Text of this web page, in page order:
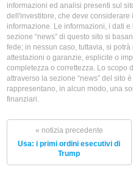
informazioni ed analisi presenti sul
dell'investitore, che deve
informazione. Le informazioni, i dati
sezione “news” di questo sito si
fede; in nessun caso, tuttavia, si
attestazioni o garanzie, esplicite o
completezza o correttezza. Lo scopo
attraverso la sezione “news” del sito
rappresentano, in alcun modo, una
finanziari.
« notizia precedente
Usa: i primi ordini esecutivi di
Trump